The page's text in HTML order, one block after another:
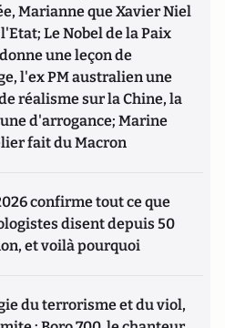
Marianne que Xavier Niel
Le Nobel de la Paix
une leçon de
l'ex PM australien une
réalisme sur la Chine, la
une d'arrogance; Marine
fait du Macron
confirme tout ce que
disent depuis 50
et voilà pourquoi
du terrorisme et du viol,